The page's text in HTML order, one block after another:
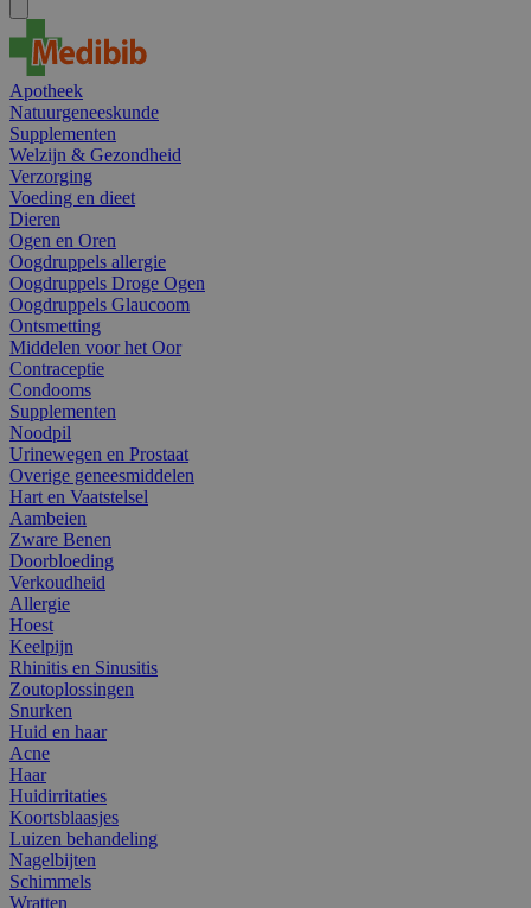
Apotheek
Natuurgeneeskunde
Supplementen
Welzijn & Gezondheid
Verzorging
Voeding en dieet
Dieren
Ogen en Oren
Oogdruppels allergie
Oogdruppels Droge Ogen
Oogdruppels Glaucoom
Ontsmetting
Middelen voor het Oor
Contraceptie
Condooms
Supplementen
Noodpil
Urinewegen en Prostaat
Overige geneesmiddelen
Hart en Vaatstelsel
Aambeien
Zware Benen
Doorbloeding
Verkoudheid
Allergie
Hoest
Keelpijn
Rhinitis en Sinusitis
Zoutoplossingen
Snurken
Huid en haar
Acne
Haar
Huidirritaties
Koortsblaasjes
Luizen behandeling
Nagelbijten
Schimmels
Wratten